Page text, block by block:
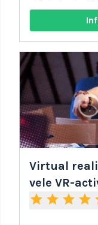
Virtual
vele VR-
star star star star